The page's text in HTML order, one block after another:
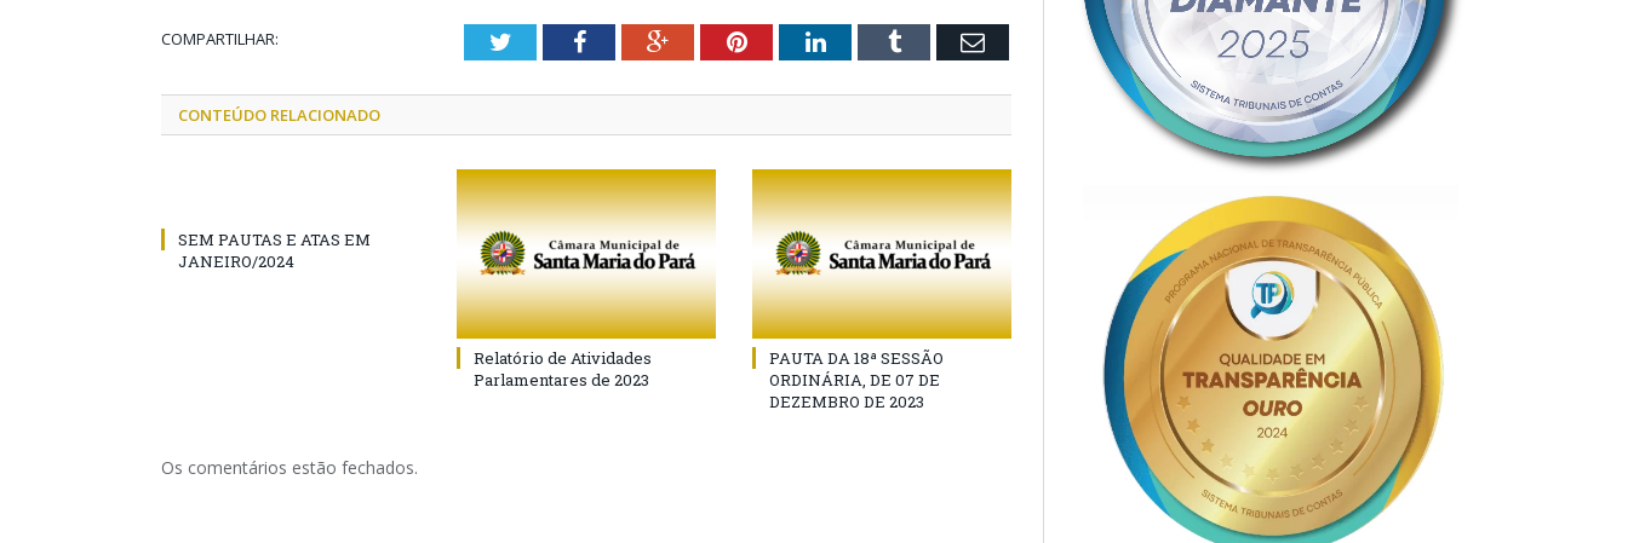
COMPARTILHAR: TwitterFacebookGoogle+PinterestLinkedInTumblr Email
CONTEÚDO RELACIONADO
SEM PAUTAS E ATAS EM
JANEIRO/2024
Relatório de Atividades
Parlamentares de 2023
PAUTA DA 18ª SESSÃO
ORDINÁRIA, DE 07 DE
DEZEMBRO DE 2023
Os comentários estão fechados.